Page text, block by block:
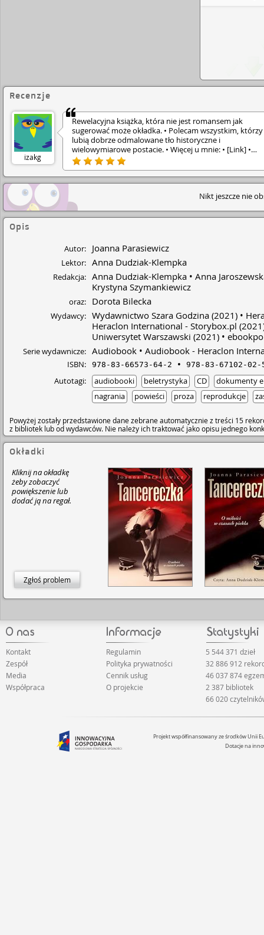
Recenzje
izakg
Rewelacyjna książka, która nie jest romansem jak
sugerować może okładka. • Polecam wszystkim, którzy
lubią dobrze odmalowane tło historyczne i
wielowymiarowe postacie. • Więcej u mnie: • [Link] •
Polecam!
Nikt jeszcze nie
Opis
Autor: Joanna Parasiewicz
Lektor: Anna Dudziak-Klempka
Redakcja: Anna Dudziak-Klempka
Anna
Krystyna Szymankiewicz
oraz: Dorota Bilecka
Wydawcy: Wydawnictwo Szara Godzina (2021)
Heraclon International - Storybox.pl
Uniwersytet Warszawski (2021)
Serie wydawnicze: Audiobook Audiobook - Heraclon
ISBN: 978-83-66573-64-2 978-83-67102-02-
Autotagi: audiobooki beletrystyka CD
dokumenty
nagrania
powieści proza reprodukcje
Powyżej zostały przedstawione dane zebrane automatycznie z treści 15
z bibliotek lub od wydawców. Nie należy ich traktować jako opisu jednego
Okładki
Kliknij na okładkę
żeby zobaczyć
powiększenie lub
dodać ją na regał.
Zgłoś problem
Kontakt
Zespół
Media
Współpraca
Regulamin
Polityka prywatności
Cennik usług
O projekcie
5 544 371 dzieł
32 886 912
46 037 874
2 387 bibliotek
66 020
Projekt współfinansowany ze środków Unii
Dotacje na